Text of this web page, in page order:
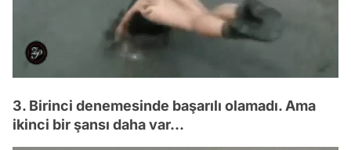
3. Birinci denemesinde başarılı olamadı. Ama
ikinci bir şansı daha var...